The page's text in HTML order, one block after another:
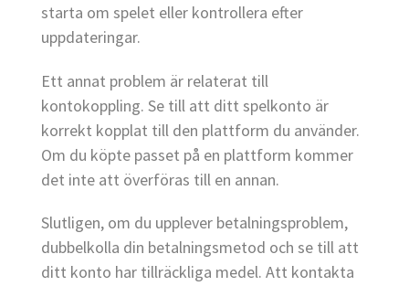
starta om spelet eller kontrollera efter
uppdateringar.
Ett annat problem är relaterat till
kontokoppling. Se till att ditt spelkonto är
korrekt kopplat till den plattform du använder.
Om du köpte passet på en plattform kommer
det inte att överföras till en annan.
Slutligen, om du upplever betalningsproblem,
dubbelkolla din betalningsmetod och se till att
ditt konto har tillräckliga medel. Att kontakta